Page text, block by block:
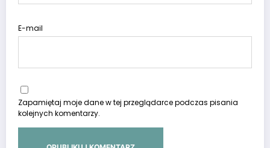
E-mail
Zapamiętaj moje dane w tej przeglądarce podczas pisania
kolejnych komentarzy.